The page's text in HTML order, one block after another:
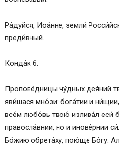
Ра́дуйся, Иоа́нне, земли́
преди́вный.
Конда́к 6.
Пропове́дницы чу́дных дея́ний
яви́шася мно́зи: бога́тии и
все́м любо́вь твою́ излива́л еси́
правосла́внии, но и инове́рнии
Бо́жию обрета́ху, пою́ще Бо́гу: